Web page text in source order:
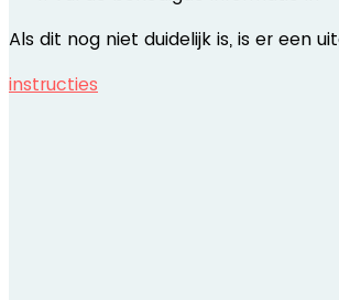
Als dit nog niet duidelijk is, is er een
instructies